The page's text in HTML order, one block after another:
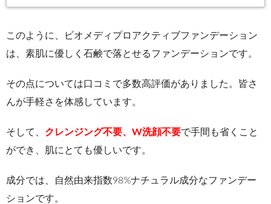
このように、ビオメディプロアクティブファンデーション
は、素肌に優しく石鹸で落とせるファンデーションです。
その点については口コミで多数高評価がありました。皆さ
んが手軽さを体感しています。
そして、 クレンジング不要、W洗顔不要で手間も省くこと
ができ、肌にとても優しいです。
成分では、自然由来指数98%ナチュラル成分なファンデー
ションです。